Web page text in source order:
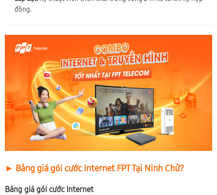
đồng.
► Bảng giá gói cước Internet FPT Tại Ninh Chử?
Bảng giá gói cước Internet